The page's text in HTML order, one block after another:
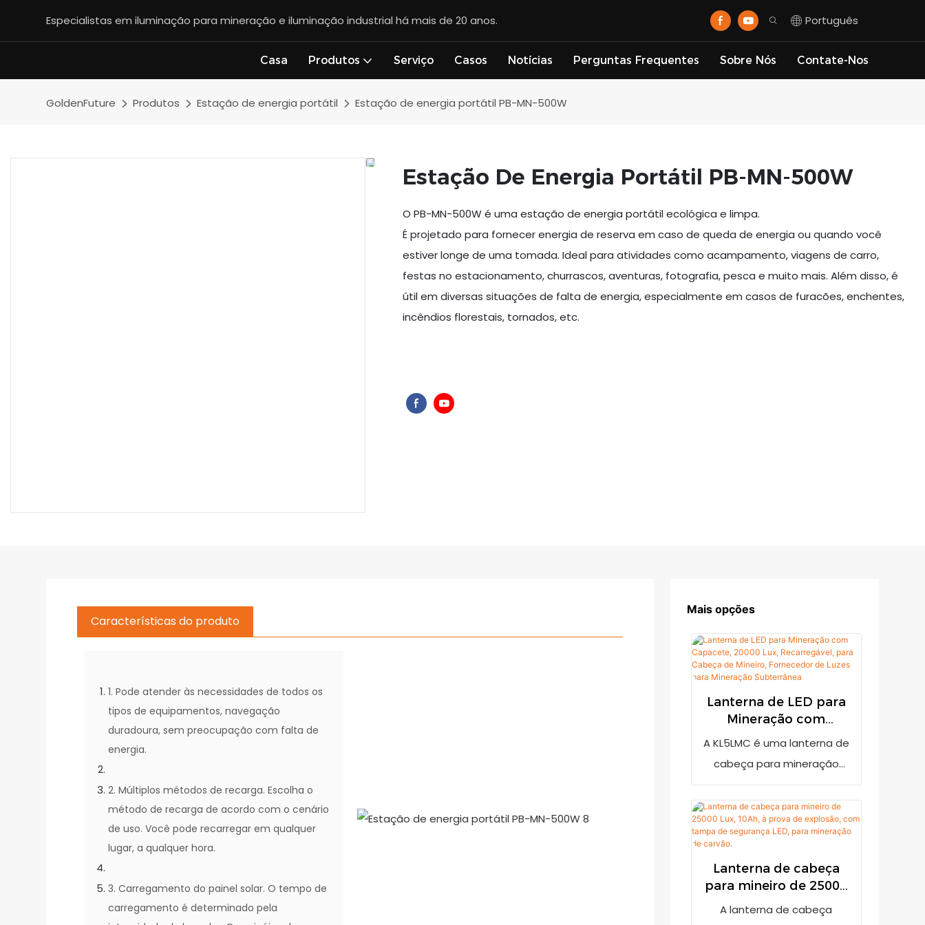
Especialistas em iluminação para mineração e iluminação industrial há mais de 20 anos. Português
Casa Produtos Serviço Casos Notícias Perguntas Frequentes Sobre Nós Contate-Nos
GoldenFuture Produtos Estação de energia portátil Estação de energia portátil PB-MN-500W
Estação De Energia Portátil PB-MN-500W
O PB-MN-500W é uma estação de energia portátil ecológica e limpa.
É projetado para fornecer energia de reserva em caso de queda de energia ou quando você
estiver longe de uma tomada. Ideal para atividades como acampamento, viagens de carro,
festas no estacionamento, churrascos, aventuras, fotografia, pesca e muito mais. Além disso, é
útil em diversas situações de falta de energia, especialmente em casos de furacões, enchentes,
incêndios florestais, tornados, etc.
Mais opções
Lanterna de LED para
Mineração com
Capacete, 20000 Lux,
Cabeça de Mineiro,
para Mineração
Subterrânea
A KL5LMC é uma lanterna de
cabeça para mineração
de 20.000 lux. Possui
indicador de bateria fraca
para lembrar o usuário de
recarregá-la quando a
carga estiver baixa. Adota
uma bateria de íon-lítio
Lanterna de cabeça
para mineiro de 25000
Lux, 10Ah, à prova de
explosão, com tampa
A lanterna de cabeça
Características do produto
1. Pode atender às necessidades de todos os
tipos de equipamentos, navegação
duradoura, sem preocupação com falta de
energia.
2. Múltiplos métodos de recarga. Escolha o
método de recarga de acordo com o cenário
de uso. Você pode recarregar em qualquer
lugar, a qualquer hora.
3. Carregamento do painel solar. O tempo de
carregamento é determinado pela